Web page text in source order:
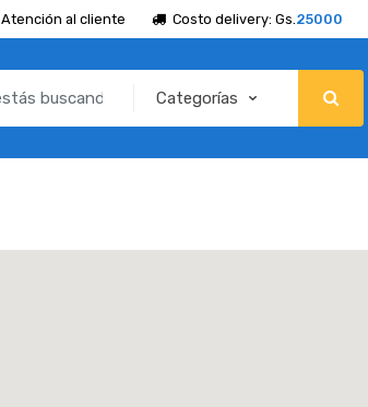
Atención al cliente Costo delivery: Gs.25000